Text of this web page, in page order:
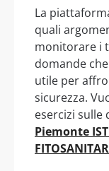
La
quali
monitorare i
domande
utile per
sicurezza.
esercizi sulle
Piemonte